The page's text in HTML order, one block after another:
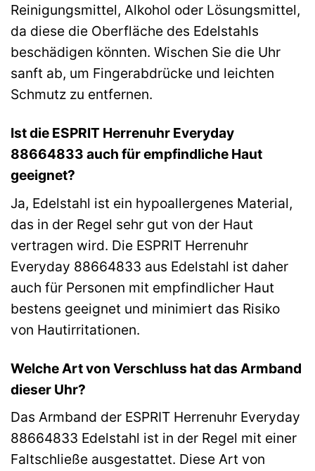
Reinigungsmittel, Alkohol oder Lösungsmittel,
da diese die Oberfläche des Edelstahls
beschädigen könnten. Wischen Sie die Uhr
sanft ab, um Fingerabdrücke und leichten
Schmutz zu entfernen.
Ist die ESPRIT Herrenuhr Everyday
88664833 auch für empfindliche Haut
geeignet?
Ja, Edelstahl ist ein hypoallergenes Material,
das in der Regel sehr gut von der Haut
vertragen wird. Die ESPRIT Herrenuhr
Everyday 88664833 aus Edelstahl ist daher
auch für Personen mit empfindlicher Haut
bestens geeignet und minimiert das Risiko
von Hautirritationen.
Welche Art von Verschluss hat das Armband
dieser Uhr?
Das Armband der ESPRIT Herrenuhr Everyday
88664833 Edelstahl ist in der Regel mit einer
Faltschließe ausgestattet. Diese Art von